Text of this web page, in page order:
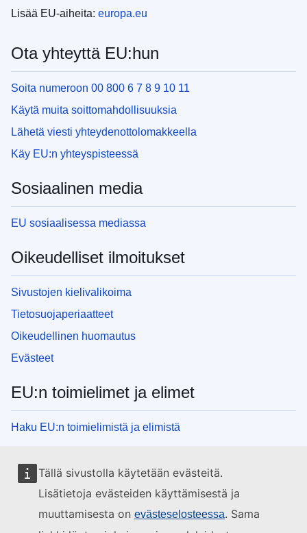
Tällä sivustolla käytetään evästeitä.
Lisätietoja evästeiden käyttämisestä ja
muuttamisesta on evästeselosteessa. Sama
Lisää EU-aiheita: europa.eu
Ota yhteyttä EU:hun
Soita numeroon 00 800 6 7 8 9 10 11
Käytä muita soittomahdollisuuksia
Lähetä viesti yhteydenottolomakkeella
Käy EU:n yhteyspisteessä
Sosiaalinen media
EU sosiaalisessa mediassa
Oikeudelliset ilmoitukset
Sivustojen kielivalikoima
Tietosuojaperiaatteet
Oikeudellinen huomautus
Evästeet
EU:n toimielimet ja elimet
Haku EU:n toimielimistä ja elimistä